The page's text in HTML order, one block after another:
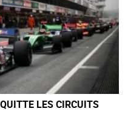
LES CIRCUITS